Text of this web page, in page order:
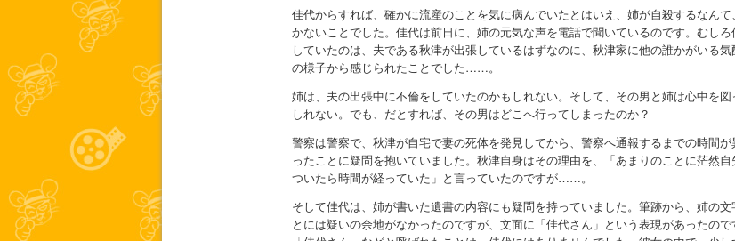
佳代からすれば、確かに流産のことを気に病んでいたとはいえ、姉が自殺するなんて
かないことでした。佳代は前日に、姉の元気な声を電話で聞いているのです。むしろ
していたのは、夫である秋津が出張しているはずなのに、秋津家に他の誰かがいる
の様子から感じられたことでした……。
姉は、夫の出張中に不倫をしていたのかもしれない。そして、その男と姉は心中を図
しれない。でも、だとすれば、その男はどこへ行ってしまったのか？
警察は警察で、秋津が自宅で妻の死体を発見してから、警察へ通報するまでの時間
ったことに疑問を抱いていました。秋津自身はその理由を、「あまりのことに茫然
ついたら時間が経っていた」と言っていたのですが……。
そして佳代は、姉が書いた遺書の内容にも疑問を持っていました。筆跡から、姉の文
とには疑いの余地がなかったのですが、文面に「佳代さん」という表現があったので